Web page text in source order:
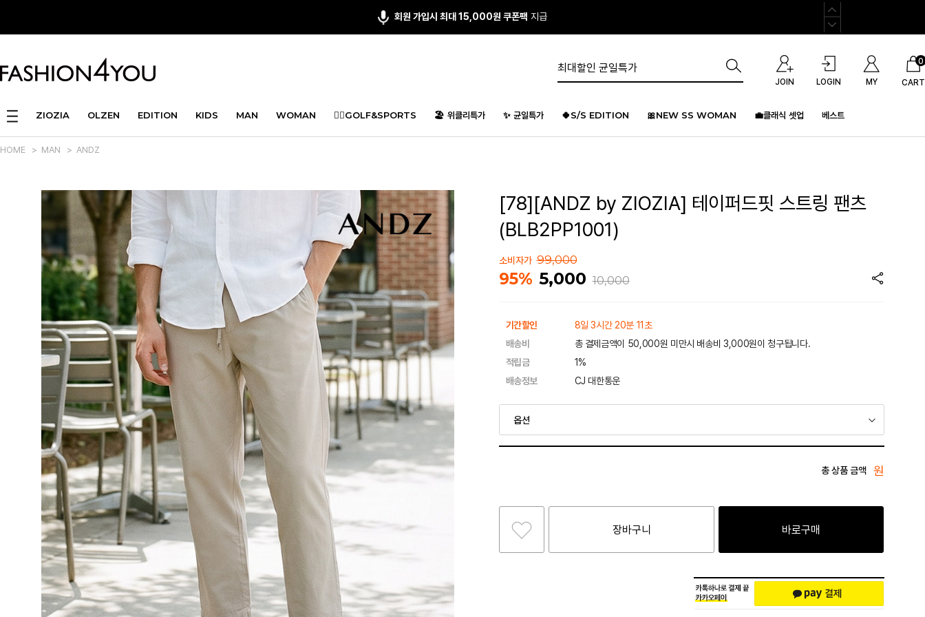
앱다운 3,000원쿠폰 증정
JOIN LOGIN MY CART
0
ZIOZIA OLZEN EDITION KIDS MAN WOMAN 🏌️‍♂️GOLF&SPORTS 🏖️ 위클리특가 ✨ 균일특가 🍀S/S EDITION 🎀NEW SS WOMAN 💼클래식 셋업 베스트
HOME > MAN > ANDZ
[78][ANDZ by ZIOZIA] 테이퍼드핏 스트링 팬츠
(BLB2PP1001)
소비자가 99,000
95% 5,000 10,000
기간할인
8일 3시간 20분 11초
배송비
총 결제금액이 50,000원 미만시 배송비 3,000원이 청구됩니다.
적립금
1%
배송정보
CJ 대한통운
총 상품 금액 원
장바구니 바로구매